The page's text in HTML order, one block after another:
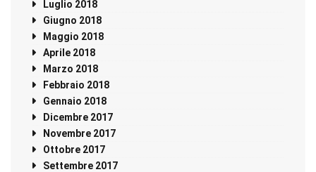
Luglio 2018
Giugno 2018
Maggio 2018
Aprile 2018
Marzo 2018
Febbraio 2018
Gennaio 2018
Dicembre 2017
Novembre 2017
Ottobre 2017
Settembre 2017